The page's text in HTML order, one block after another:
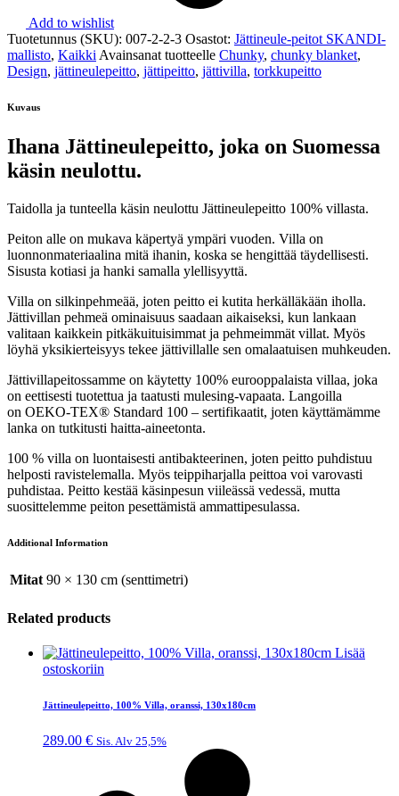
Add to wishlist
Tuotetunnus (SKU): 007-2-2-3 Osastot: Jättineule-peitot SKANDI-
mallisto, Kaikki Avainsanat tuotteelle Chunky, chunky blanket,
Design, jättineulepeitto, jättipeitto, jättivilla, torkkupeitto
Kuvaus
Ihana Jättineulepeitto, joka on Suomessa
käsin neulottu.
Taidolla ja tunteella käsin neulottu Jättineulepeitto 100% villasta.
Peiton alle on mukava käpertyä ympäri vuoden. Villa on
luonnonmateriaalina mitä ihanin, koska se hengittää täydellisesti.
Sisusta kotiasi ja hanki samalla ylellisyyttä.
Villa on silkinpehmeää, joten peitto ei kutita herkälläkään iholla.
Jättivillan pehmeä ominaisuus saadaan aikaiseksi, kun lankaan
valitaan kaikkein pitkäkuituisimmat ja pehmeimmät villat. Myös
löyhä yksikierteisyys tekee jättivillalle sen omalaatuisen muhkeuden.
Jättivillapeitossamme on käytetty 100% eurooppalaista villaa, joka
on eettisesti tuotettua ja taatusti mulesing-vapaata. Langoilla
on OEKO-TEX® Standard 100 – sertifikaatit, joten käyttämämme
lanka on tutkitusti haitta-aineetonta.
100 % villa on luontaisesti antibakteerinen, joten peitto puhdistuu
helposti ravistelemalla. Myös teippiharjalla peittoa voi varovasti
puhdistaa. Peitto kestää käsinpesun viileässä vedessä, mutta
suosittelemme peiton pesettämistä ammattipesulassa.
Additional Information
Mitat 90 × 130 cm (senttimetri)
Related products
Lisää
ostoskoriin
Jättineulepeitto, 100% Villa, oranssi, 130x180cm
289.00 € Sis. Alv 25,5%